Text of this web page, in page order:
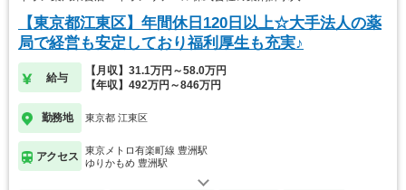
【東京都江東区】年間休日120日以上☆大手法人の薬
局で経営も安定しており福利厚生も充実♪
給与
【月収】31.1万円～58.0万円
【年収】492万円～846万円
勤務地 東京都 江東区
アクセス
東京メトロ有楽町線 豊洲駅
ゆりかもめ 豊洲駅